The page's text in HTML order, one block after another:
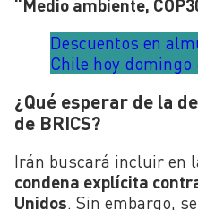
“Medio ambiente,
Descuentos en
Chile hoy domingo
¿Qué esperar de la
de BRICS?
Irán buscará incluir en
condena explícita
Unidos. Sin embargo,